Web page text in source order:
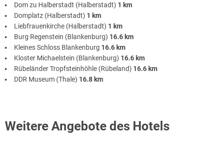
Dom zu Halberstadt (Halberstadt) 1 km
Domplatz (Halberstadt) 1 km
Liebfrauenkirche (Halberstadt) 1 km
Burg Regenstein (Blankenburg) 16.6 km
Kleines Schloss Blankenburg 16.6 km
Kloster Michaelstein (Blankenburg) 16.6 km
Rübeländer Tropfsteinhöhle (Rübeland) 16.6 km
DDR Museum (Thale) 16.8 km
Weitere Angebote des Hotels